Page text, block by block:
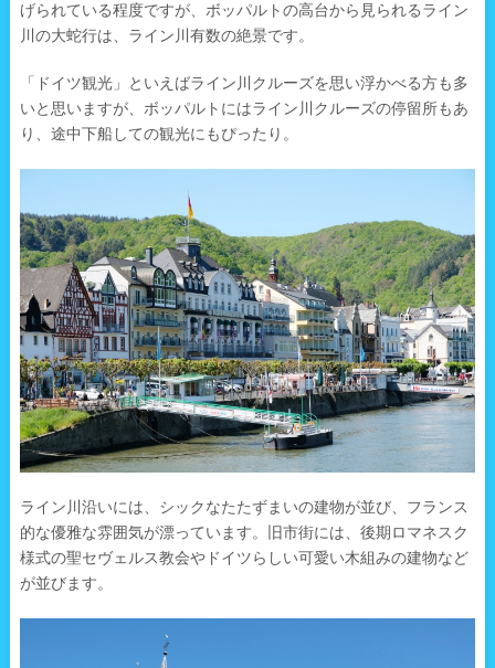
げられている程度ですが、ボッパルトの高台から見られるライン
川の大蛇行は、ライン川有数の絶景です。
「ドイツ観光」といえばライン川クルーズを思い浮かべる方も多
いと思いますが、ボッパルトにはライン川クルーズの停留所もあ
り、途中下船しての観光にもぴったり。
ライン川沿いには、シックなたたずまいの建物が並び、フランス
的な優雅な雰囲気が漂っています。旧市街には、後期ロマネスク
様式の聖セヴェルス教会やドイツらしい可愛い木組みの建物など
が並びます。